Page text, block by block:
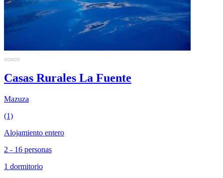
Casas Rurales La Fuente
Mazuza
(1)
Alojamiento entero
2 - 16 personas
1 dormitorio